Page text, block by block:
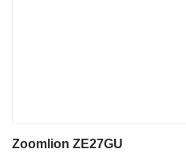
Zoomlion ZE27GU